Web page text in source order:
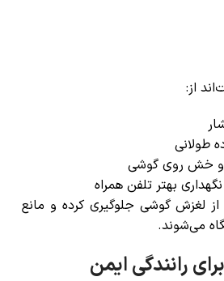
از:
طولانی
و خش روی گوشی
بهتر تلفن همراه
لغزش گوشی جلوگیری کرده و مانع
می‌شوند.
رانندگی ایمن